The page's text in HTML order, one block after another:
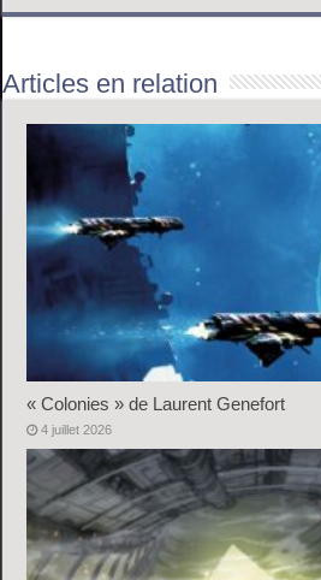
Articles en relation
« Colonies » de Laurent Genefort
4 juillet 2026